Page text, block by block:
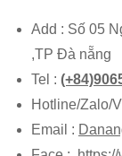
Add : Số 05
,TP Đà nẵng
Tel :
Hotline/Zalo/
Email :